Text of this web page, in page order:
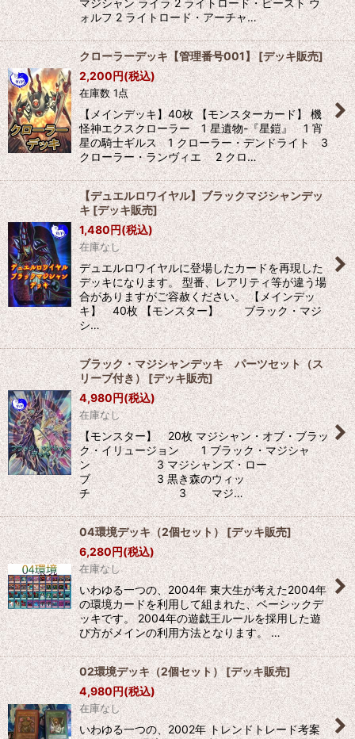
マジシャン ライラ 2 ライトロード・ビースト ウ
ォルフ 2 ライトロード・アーチャ…
クローラーデッキ【管理番号001】[デッキ販売]
2,200円(税込)
在庫数 1点
【メインデッキ】40枚 【モンスターカード】 機
怪神エクスクローラー 1 星遺物-『星鎧』 1 宵
星の騎士ギルス 1 クローラー・デンドライト 3
クローラー・ランヴィエ 2 クロ…
【デュエルロワイヤル】ブラックマジシャンデッ
キ[デッキ販売]
1,480円(税込)
在庫なし
デュエルロワイヤルに登場したカードを再現した
デッキになります。 型番、レアリティ等が違う場
合がありますがご容赦ください。 【メインデッ
キ】 40枚 【モンスター】 ブラック・マジ
シ…
ブラック・マジシャンデッキ パーツセット（ス
リーブ付き） [デッキ販売]
4,980円(税込)
在庫なし
【モンスター】 20枚 マジシャン・オブ・ブラッ
ク・イリュージョン 1 ブラック・マジシャ
ン 3 マジシャンズ・ロー
ブ 3 黒き森のウィッ
チ 3 マジ…
04環境デッキ（2個セット） [デッキ販売]
6,280円(税込)
在庫なし
いわゆる一つの、2004年 東大生が考えた2004年
の環境カードを利用して組まれた、ベーシックデ
ッキです。 2004年の遊戯王ルールを採用した遊
び方がメインの利用方法となります。 …
02環境デッキ（2個セット）[デッキ販売]
4,980円(税込)
在庫なし
いわゆる一つの、2002年 トレンドトレード考案